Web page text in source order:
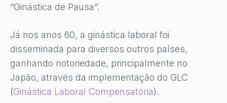
“Ginástica de Pausa”.
Já nos anos 60, a ginástica laboral foi
disseminada para diversos outros países,
ganhando notoriedade, principalmente no
Japão, através da implementação do GLC
(Ginástica Laboral Compensatória).